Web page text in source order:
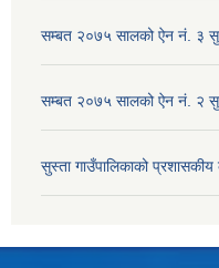
सम्बत २०७५ सालको ऐन नं. ३
सम्बत २०७५ सालको ऐन नं. २
सुस्ता गाउँपालिकाको प्रशासकीय